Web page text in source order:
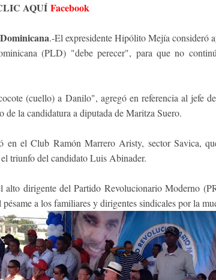
AQUÍ Facebook
.-El expresidente Hipólito Mejía consideró
(PLD) "debe perecer", para que no
(cuello) a Danilo", agregó en referencia al jefe
de la candidatura a diputada de Maritza Suero.
en el Club Ramón Marrero Aristy, sector Savica,
triunfo del candidato Luis Abinader.
dirigente del Partido Revolucionario Moderno
a los familiares y dirigentes sindicales por la